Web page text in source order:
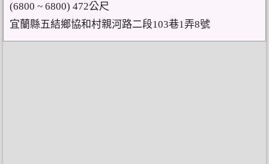
(6800 ~ 6800) 472公尺
宜蘭縣五結鄉協和村親河路二段103巷1弄8號